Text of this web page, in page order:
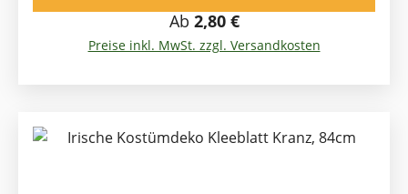
der neben Golf Irlands führender Volkssport ist.
Diese knallgrüne Variante passt genau als
Kostumierung beim Irland Motto Party und allen
Regulärer Preis:
Ab 2,80 €
Preise inkl. MwSt. zzgl. Versandkosten